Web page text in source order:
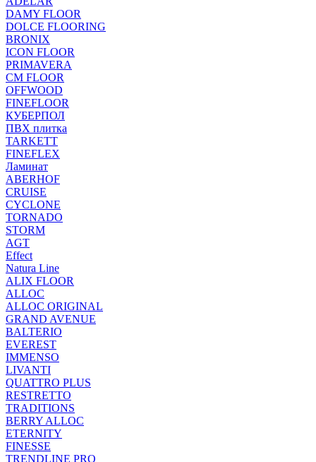
DAMY FLOOR
DOLCE FLOORING
BRONIX
ICON FLOOR
PRIMAVERA
CM FLOOR
OFFWOOD
FINEFLOOR
КУБЕРПОЛ
ПВХ плитка
TARKETT
FINEFLEX
Ламинат
ABERHOF
CRUISE
CYCLONE
TORNADO
STORM
AGT
Effect
Natura Line
ALIX FLOOR
ALLOC
ALLOC ORIGINAL
GRAND AVENUE
BALTERIO
EVEREST
IMMENSO
LIVANTI
QUATTRO PLUS
RESTRETTO
TRADITIONS
BERRY ALLOC
ETERNITY
FINESSE
TRENDLINE PRO